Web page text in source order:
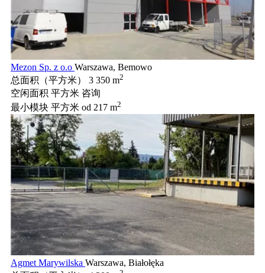
Mezon Sp. z o.o Warszawa, Bemowo
总面积（平方米）
3 350 m2
空闲面积 平方米 咨询
最小模块 平方米 od 217 m2
Agmet Marywilska Warszawa, Białołęka